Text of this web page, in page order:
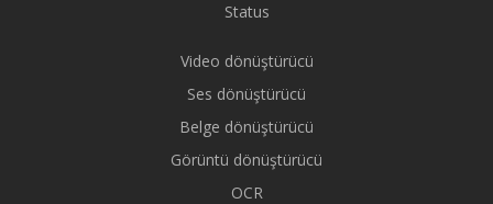
Status
Video dönüştürücü
Ses dönüştürücü
Belge dönüştürücü
Görüntü dönüştürücü
OCR